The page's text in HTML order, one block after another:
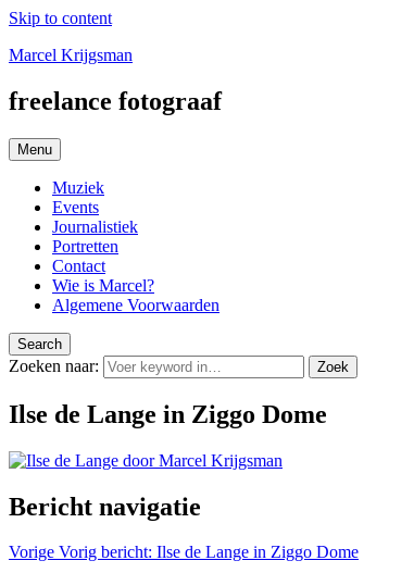
Skip to content
Marcel Krijgsman
freelance fotograaf
Menu
Muziek
Events
Journalistiek
Portretten
Contact
Wie is Marcel?
Algemene Voorwaarden
Search
Zoeken naar: Zoek
Ilse de Lange in Ziggo Dome
Bericht navigatie
Vorige Vorig bericht: Ilse de Lange in Ziggo Dome